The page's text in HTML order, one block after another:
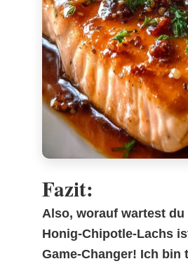
Fazit:
Also, worauf wartest
Honig-Chipotle-Lachs
Game-Changer! Ich bin